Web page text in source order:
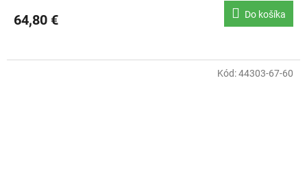
64,80 € Do košíka
Kód:44303-67-60